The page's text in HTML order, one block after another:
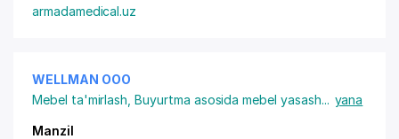
armadamedical.uz
WELLMAN ООО
Mebel ta'mirlash ,Buyurtma asosida mebel yasash... yana
Manzil